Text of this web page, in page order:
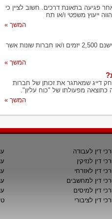
פגיעה בתאונת דרכים. חשוב לציין כי
ייעוץ משפטי ו/או תח
המשך »
בימים האחרונים, פורסמו באתרי התקשורת השונים כי ישנם 2,500 יזמים ו/או חברות שונות אשר
המשך »
דייג שמאתגר את זכותן של חברות
מפעולתו של "כוח עליון".
המשך »
דין לעבודה
דין לנזיקין
דין לאזרחי
דין למחשבים
דין למיסים
דין לציבורי